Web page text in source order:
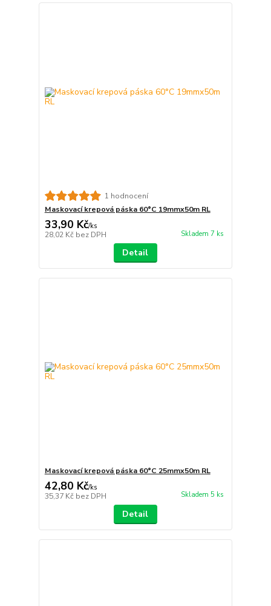
1 hodnocení
Maskovací krepová páska 60°C 19mmx50m RL
33,90 Kč/ks
28,02 Kč bez DPH Skladem 7 ks
Detail
Maskovací krepová páska 60°C 25mmx50m RL
42,80 Kč/ks
35,37 Kč bez DPH Skladem 5 ks
Detail